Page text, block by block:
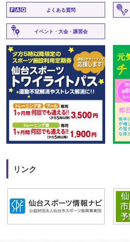
よくある質問
イベント・大会・講習会
リンク